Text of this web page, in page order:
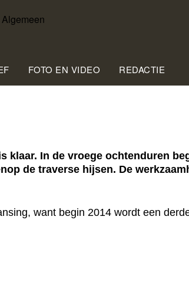
FOTO EN VIDEO REDACTIE
klaar. In de vroege ochtenduren
de traverse hijsen. De
want begin 2014 wordt een